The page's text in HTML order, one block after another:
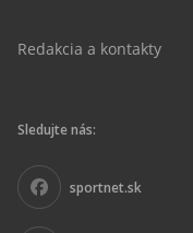
Redakcia a kontakty
Sledujte nás:
sportnet.sk